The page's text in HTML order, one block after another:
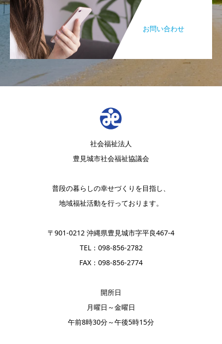
お問い合わせ
社会福祉法人
豊見城市社会福祉協議会
普段の暮らしの幸せづくりを目指し、
地域福祉活動を行っております。
〒901-0212 沖縄県豊見城市字平良467-4
TEL：098-856-2782
FAX：098-856-2774
開所日
月曜日～金曜日
午前8時30分～午後5時15分